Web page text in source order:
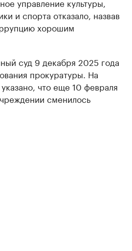
и спорта отказало, назвав
хорошим
суд 9 декабря 2025 года
прокуратуры. На
что еще 10 февраля
сменилось